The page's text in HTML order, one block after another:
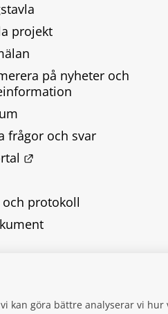
kan göra bättre analyserar vi
projekt
på nyheter och
frågor och svar
protokoll